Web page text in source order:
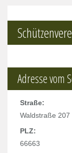
Adresse vom
Straße:
Waldstraße 207
PLZ:
66663